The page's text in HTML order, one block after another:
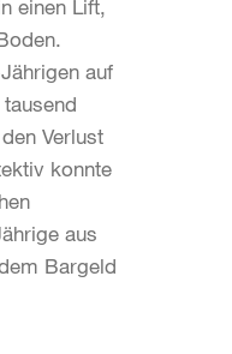
einen Lift,
auf
Verlust
konnte
aus
Bargeld